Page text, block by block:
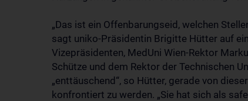
„Das ist ein Offenbarungseid, welchen
sagt uniko-Präsidentin Brigitte Hütter auf
Vizepräsidenten, MedUni Wien-Rektor
Schütze und dem Rektor der Technischen
„enttäuschend“, so Hütter, gerade von
konfrontiert zu werden. „Sie hat sich als